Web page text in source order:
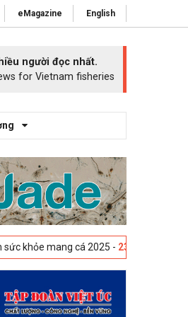
eMagazine English
người đọc nhất.
for Vietnam fisheries
cá 2025 -23-04-2025 Vigo, Tây Ban